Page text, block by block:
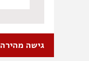
גישה מהירה